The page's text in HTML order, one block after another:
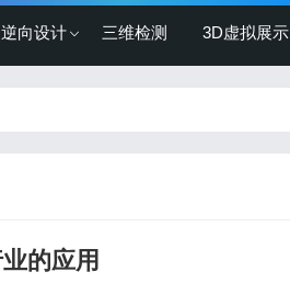
逆向设计 三维检测 3D虚拟展示
的应用